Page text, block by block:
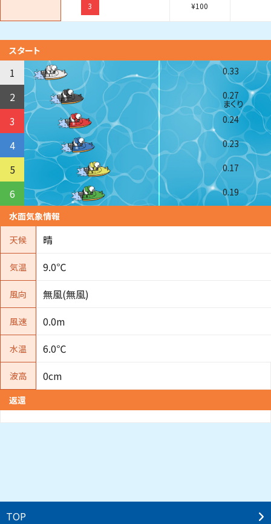
3 ¥100
スタート
1 0.33
2 0.27
まくり
3 0.24
4 0.23
5 0.17
6
0.19
水面気象情報
天候
晴
気温 9.0℃
風向 無風(無風)
風速 0.0m
水温 6.0℃
波高 0cm
返還
TOP